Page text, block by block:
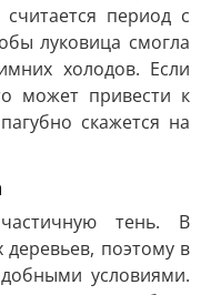
период с
луковица смогла
холодов. Если
может привести к
скажется на
тень. В
деревьев, поэтому в
условиями.